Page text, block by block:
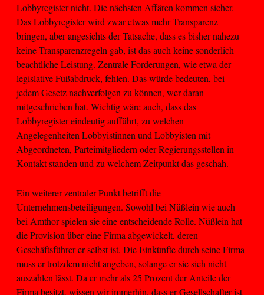
Lobbyregister nicht. Die nächsten Affären kommen sicher.
Das Lobbyregister wird zwar etwas mehr Transparenz
bringen, aber angesichts der Tatsache, dass es bisher nahezu
keine Transparenzregeln gab, ist das auch keine sonderlich
beachtliche Leistung. Zentrale Forderungen, wie etwa der
legislative Fußabdruck, fehlen. Das würde bedeuten, bei
jedem Gesetz nachverfolgen zu können, wer daran
mitgeschrieben hat. Wichtig wäre auch, dass das
Lobbyregister eindeutig aufführt, zu welchen
Angelegenheiten Lobbyistinnen und Lobbyisten mit
Abgeordneten, Parteimitgliedern oder Regierungsstellen in
Kontakt standen und zu welchem Zeitpunkt das geschah.
Ein weiterer zentraler Punkt betrifft die
Unternehmensbeteiligungen. Sowohl bei Nüßlein wie auch
bei Amthor spielen sie eine entscheidende Rolle. Nüßlein hat
die Provision über eine Firma abgewickelt, deren
Geschäftsführer er selbst ist. Die Einkünfte durch seine Firma
muss er trotzdem nicht angeben, solange er sie sich nicht
auszahlen lässt. Da er mehr als 25 Prozent der Anteile der
Firma besitzt, wissen wir immerhin, dass er Gesellschafter ist